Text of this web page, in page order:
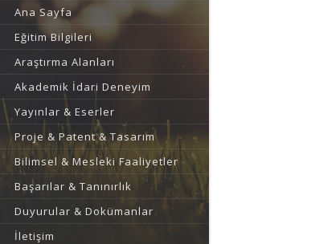
Ana Sayfa
Eğitim Bilgileri
Araştırma Alanları
Akademik İdari Deneyim
Yayınlar & Eserler
Proje & Patent & Tasarım
Bilimsel & Mesleki Faaliyetler
Başarılar & Tanınırlık
Duyurular & Dokümanlar
İletişim